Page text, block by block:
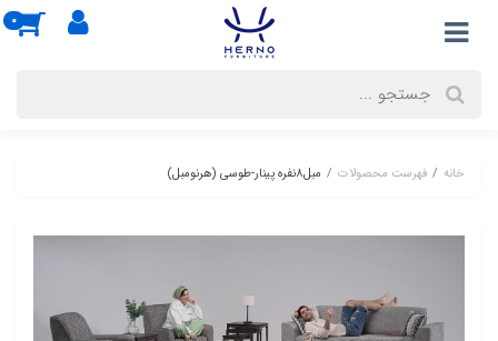
0
خانه فهرست محصولات مبل8نفره پینار-طوسی (هرنومبل)